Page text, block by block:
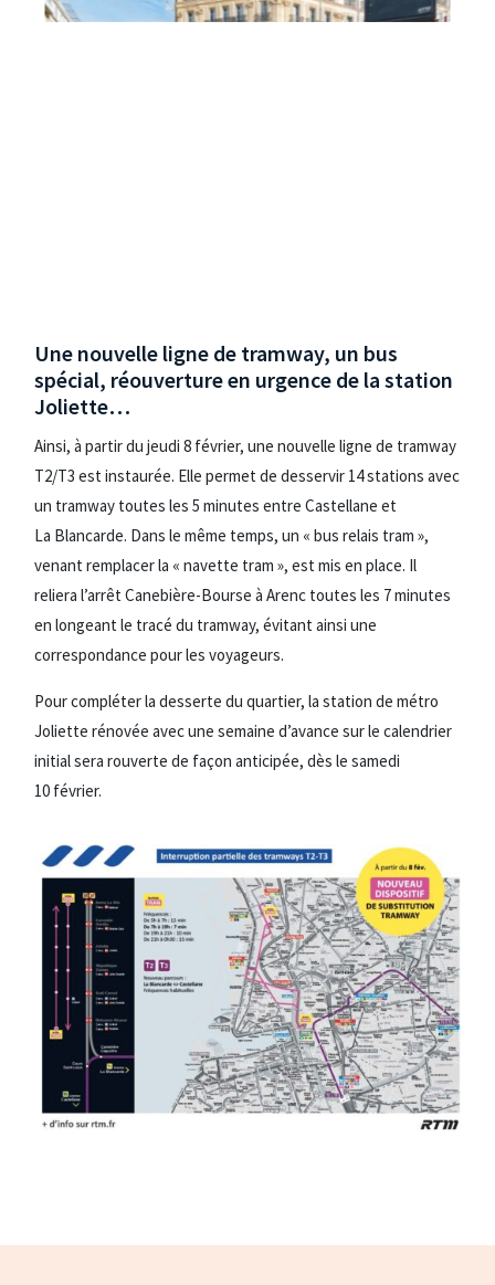
Une nouvelle ligne de tramway, un bus
spécial, réouverture en urgence de la station
Joliette…
Ainsi, à partir du jeudi 8 février, une nouvelle ligne de tramway
T2/T3 est instaurée. Elle permet de desservir 14 stations avec
un tramway toutes les 5 minutes entre Castellane et
La Blancarde. Dans le même temps, un « bus relais tram »,
venant remplacer la « navette tram », est mis en place. Il
reliera l’arrêt Canebière-Bourse à Arenc toutes les 7 minutes
en longeant le tracé du tramway, évitant ainsi une
correspondance pour les voyageurs.
Pour compléter la desserte du quartier, la station de métro
Joliette rénovée avec une semaine d’avance sur le calendrier
initial sera rouverte de façon anticipée, dès le samedi
10 février.